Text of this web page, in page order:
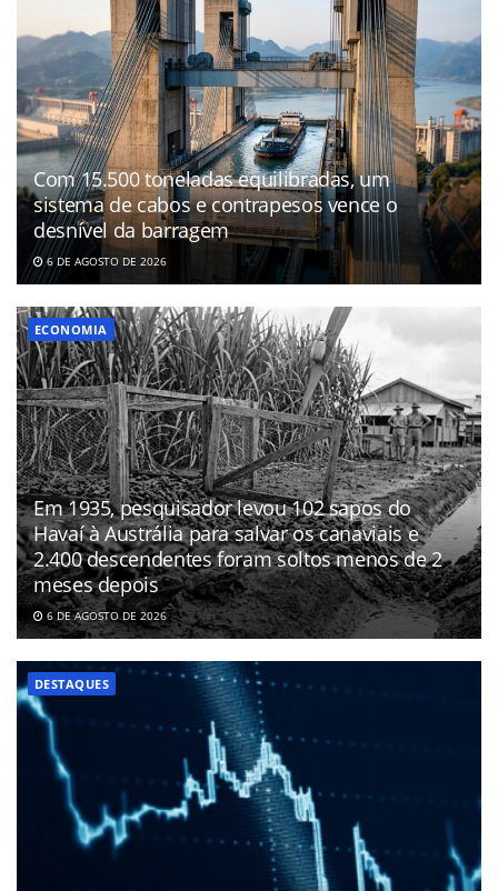
Com 15.500 toneladas equilibradas, um
sistema de cabos e contrapesos vence o
desnível da barragem
6 DE AGOSTO DE 2026
ECONOMIA
Em 1935, pesquisador levou 102 sapos do
Havaí à Austrália para salvar os canaviais e
2.400 descendentes foram soltos menos de 2
meses depois
6 DE AGOSTO DE 2026
DESTAQUES